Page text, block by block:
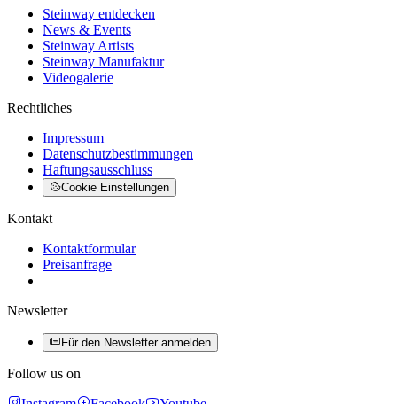
Steinway entdecken
News & Events
Steinway Artists
Steinway Manufaktur
Videogalerie
Rechtliches
Impressum
Datenschutzbestimmungen
Haftungsausschluss
Cookie Einstellungen
Kontakt
Kontaktformular
Preisanfrage
Newsletter
Für den Newsletter anmelden
Follow us on